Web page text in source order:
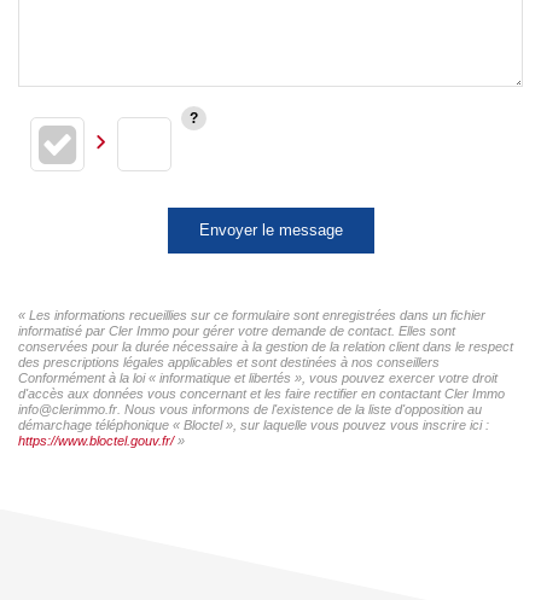
Envoyer le message
« Les informations recueillies sur ce formulaire sont enregistrées dans un fichier
informatisé par Cler Immo pour gérer votre demande de contact. Elles sont
conservées pour la durée nécessaire à la gestion de la relation client dans le respect
des prescriptions légales applicables et sont destinées à nos conseillers
Conformément à la loi « informatique et libertés », vous pouvez exercer votre droit
d'accès aux données vous concernant et les faire rectifier en contactant Cler Immo
info@clerimmo.fr. Nous vous informons de l'existence de la liste d'opposition au
démarchage téléphonique « Bloctel », sur laquelle vous pouvez vous inscrire ici :
https://www.bloctel.gouv.fr/»